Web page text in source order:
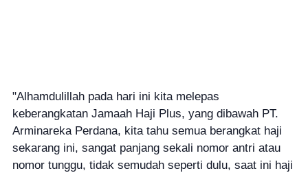
"Alhamdulillah pada hari ini kita melepas
keberangkatan Jamaah Haji Plus, yang dibawah PT.
Arminareka Perdana, kita tahu semua berangkat haji
sekarang ini, sangat panjang sekali nomor antri atau
nomor tunggu, tidak semudah seperti dulu, saat ini haji